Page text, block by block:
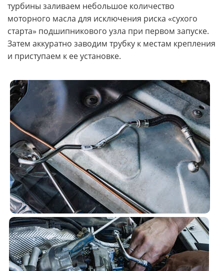
турбины заливаем небольшое количество
моторного масла для исключения риска «сухого
старта» подшипникового узла при первом запуске.
Затем аккуратно заводим трубку к местам крепления
и приступаем к ее установке.